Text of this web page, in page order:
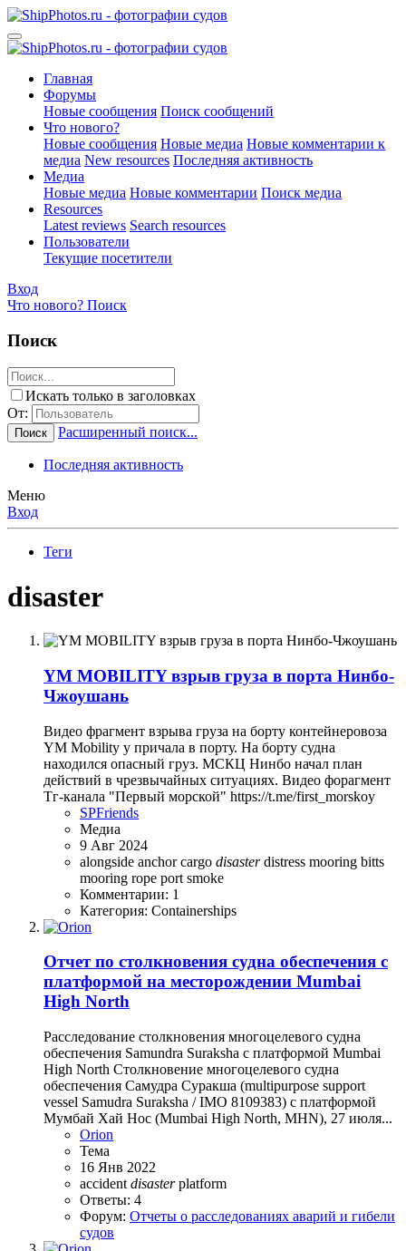
Главная
Форумы
Новые сообщения Поиск сообщений
Что нового?
Новые сообщения Новые медиа Новые комментарии к
медиа New resources Последняя активность
Медиа
Новые медиа Новые комментарии Поиск медиа
Resources
Latest reviews Search resources
Пользователи
Текущие посетители
Вход
Что нового? Поиск
Поиск
Искать только в заголовках
От:
Поиск Расширенный поиск...
Последняя активность
Меню
Вход
Теги
disaster
YM MOBILITY взрыв груза в порта Нинбо-
Чжоушань
Видео фрагмент взрыва груза на борту контейнеровоза
YM Mobility у причала в порту. На борту судна
находился опасный груз. МСКЦ Нинбо начал план
действий в чрезвычайных ситуациях. Видео форагмент
Тг-канала "Первый морской" https://t.me/first_morskoy
SPFriends
Медиа
9 Авг 2024
alongside anchorcargo disaster distress mooring bitts
mooring rope port smoke
Комментарии: 1
Категория: Containerships
Отчет по столкновения судна обеспечения с
платформой на месторождении Mumbai
High North
Расследование столкновения многоцелевого судна
обеспечения Samundra Suraksha с платформой Mumbai
High North Столкновение многоцелевого судна
обеспечения Самудра Суракша (multipurpose support
vessel Samudra Suraksha / IMO 8109383) с платформой
Мумбай Хай Нос (Mumbai High North, MHN), 27 июля...
Orion
Тема
16 Янв 2022
accident disaster platform
Ответы: 4
Форум: Отчеты о расследованиях аварий и гибели
судов